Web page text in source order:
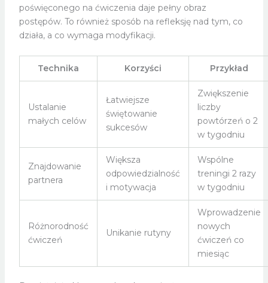
poświęconego na ćwiczenia daje pełny obraz
postępów. To również sposób na refleksję nad tym, co
działa, a co wymaga modyfikacji.
Technika Korzyści Przykład
Ustalanie
małych celów
Łatwiejsze
świętowanie
sukcesów
Zwiększenie
liczby
powtórzeń o 2
w tygodniu
Znajdowanie
partnera
Większa
odpowiedzialność
i motywacja
Wspólne
treningi 2 razy
w tygodniu
Różnorodność
ćwiczeń
Unikanie rutyny
Wprowadzenie
nowych
ćwiczeń co
miesiąc